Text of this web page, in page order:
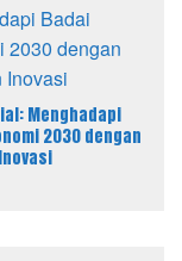
Menghadapi
2030 dengan